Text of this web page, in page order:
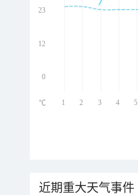
23
12
0
1 2 3 4 5
℃
近期重大天气事件